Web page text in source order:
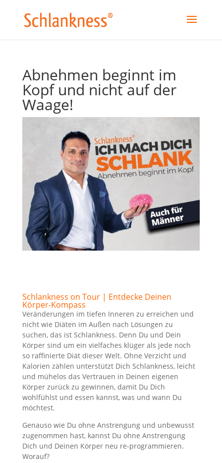
Abnehmen beginnt im
Kopf und nicht auf der
Waage!
Schlankness on Tour | Entdecke Deinen
Körper-Kompass
Veränderungen im tiefen Inneren zu erreichen und
nicht wie Diäten im Außen nach Lösungen zu
suchen, das ist Schlankness. Denn Du und Dein
Körper sind um ein vielfaches klüger als jede noch
so raffinierte Diät dieser Welt. Ohne Verzicht und
Kalorien zählen unterstützt Dich Schlankness, leicht
und mühelos das Vertrauen in Deinen eigenen
Körper zurück zu gewinnen, damit Du Dich
wohlfühlst und essen kannst, was und wann Du
möchtest.
Genauso wie Du ohne Anstrengung und unbewusst
zugenommen hast, kannst Du ohne Anstrengung
Dich und Deinen Körper neu re-programmieren.
Worauf?